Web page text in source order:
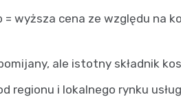
wyższa cena ze względu na
ale istotny składnik
regionu i lokalnego rynku